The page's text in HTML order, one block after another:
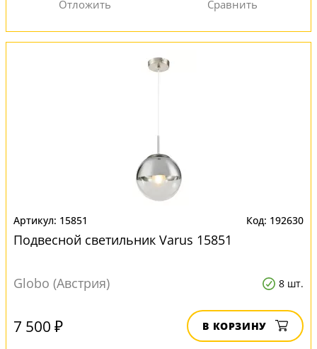
15851 192630
Подвесной светильник Varus 15851
Globo (Австрия) 8 шт.
7 500 ₽ В КОРЗИНУ